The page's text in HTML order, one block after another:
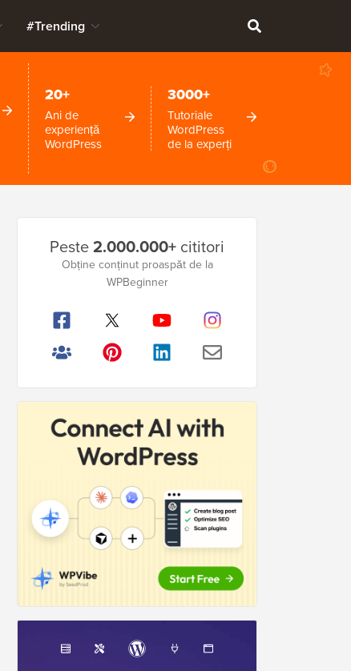
#Trending
20+
Ani de
experiență
WordPress
3000+
Tutoriale
WordPress
de la experți
laterală
Peste2.000.000+ cititori
Obține conținut proaspăt de la
WPBeginner